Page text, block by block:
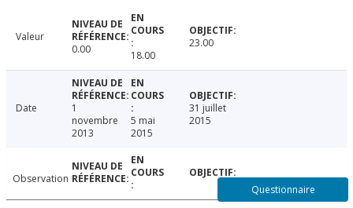
Valeur
0.00
18.00
23.00
Date
1
novembre
2013
5 mai
2015
31 juillet
2015
Observation
Questionnaire